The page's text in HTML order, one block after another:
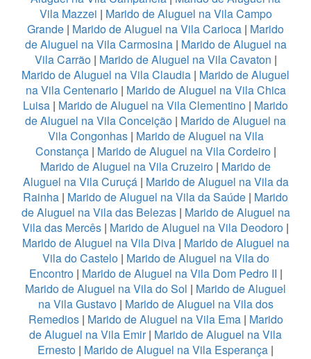
Vila Mazzei | Marido de Aluguel na Vila Campo
Grande | Marido de Aluguel na Vila Carioca | Marido
de Aluguel na Vila Carmosina| Marido de Aluguel na
Vila Carrão| Marido de Aluguel na Vila Cavaton |
Marido de Aluguel na Vila Claudia | Marido de Aluguel
na Vila Centenario| Marido de Aluguel na Vila Chica
Luisa | Marido de Aluguel na Vila Clementino | Marido
de Aluguel na Vila Conceição | Marido de Aluguel na
Vila Congonhas| Marido de Aluguel na Vila
Constança| Marido de Aluguel na Vila Cordeiro|
Marido de Aluguel na Vila Cruzeiro | Marido de
Aluguel na Vila Curuçá | Marido de Aluguel na Vila da
Rainha | Marido de Aluguel na Vila da Saúde | Marido
de Aluguel na Vila das Belezas| Marido de Aluguel na
Vila das Mercês | Marido de Aluguel na Vila Deodoro |
Marido de Aluguel na Vila Diva| Marido de Aluguel na
Vila do Castelo| Marido de Aluguel na Vila do
Encontro| Marido de Aluguel na Vila Dom Pedro II |
Marido de Aluguel na Vila do Sol | Marido de Aluguel
na Vila Gustavo| Marido de Aluguel na Vila dos
Remedios| Marido de Aluguel na Vila Ema| Marido
de Aluguel na Vila Emir| Marido de Aluguel na Vila
Ernesto | Marido de Aluguel na Vila Esperança |